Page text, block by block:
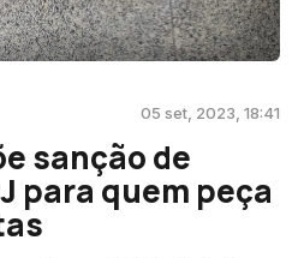
05 set, 2023, 18:41
sanção de
para quem peça